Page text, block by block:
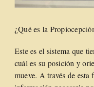
¿Qué es la
Este es el sistema que
cuál es su posición y
mueve. A través de esta